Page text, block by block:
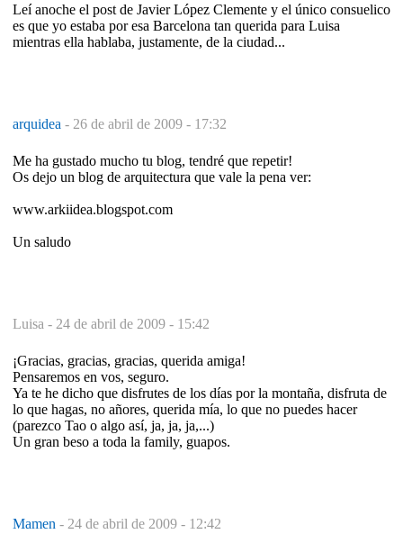
Leí anoche el post de Javier López Clemente y el único consuelico
es que yo estaba por esa Barcelona tan querida para Luisa
mientras ella hablaba, justamente, de la ciudad...
arquidea - 26 de abril de 2009 - 17:32
Me ha gustado mucho tu blog, tendré que repetir!
Os dejo un blog de arquitectura que vale la pena ver:
www.arkiidea.blogspot.com
Un saludo
Luisa - 24 de abril de 2009 - 15:42
¡Gracias, gracias, gracias, querida amiga!
Pensaremos en vos, seguro.
Ya te he dicho que disfrutes de los días por la montaña, disfruta de
lo que hagas, no añores, querida mía, lo que no puedes hacer
(parezco Tao o algo así, ja, ja, ja,...)
Un gran beso a toda la family, guapos.
Mamen - 24 de abril de 2009 - 12:42